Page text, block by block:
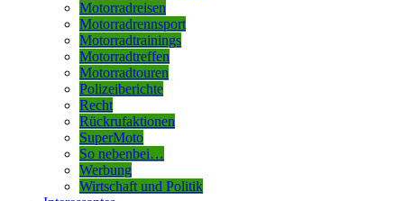
Motorradreisen
Motorradrennsport
Motorradtrainings
Motorradtreffen
Motorradtouren
Polizeiberichte
Recht
Rückrufaktionen
SuperMoto
So nebenbei…
Werbung
Wirtschaft und Politik